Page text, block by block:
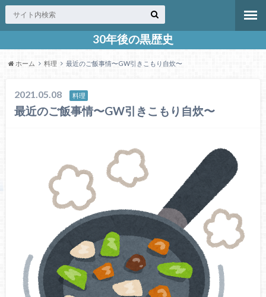
30年後の黒歴史
ホーム 料理 最近のご飯事情〜GW引きこもり自炊〜
2021.05.08 料理
最近のご飯事情〜GW引きこもり自炊〜